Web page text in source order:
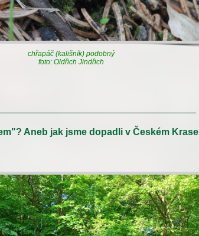
chřapáč (kališník) podobný
foto: Oldřich Jindřich
Aneb jak jsme dopadli v Českém Krase